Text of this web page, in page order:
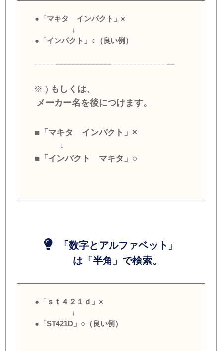
●「マキタ インパクト」×
↓
●「インパクト」○（良い例）
※ ) もしくは、
メーカー名を後につけます。
■「マキタ インパクト」×
↓
■「インパクト マキタ」○
「数字とアルファベット」
は「半角」で検索。
●「ｓｔ４２１ｄ」×
↓
●「ST421D」○（良い例）